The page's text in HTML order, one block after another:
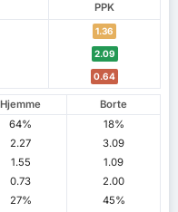
PPK
1.36
2.09
0.64
Hjemme
Borte
64%
18%
2.27
3.09
1.55
1.09
0.73
2.00
27%
45%